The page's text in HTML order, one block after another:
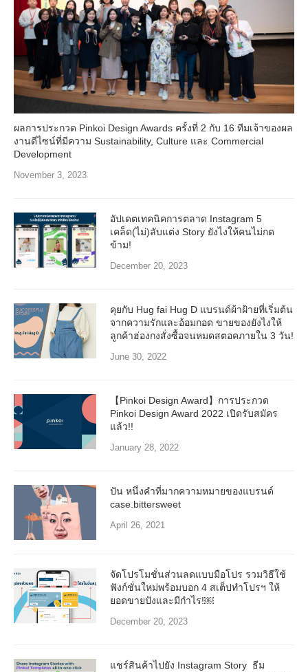
ผลการประกวด Pinkoi Design Awards ครั้งที่ 2 กับ 16 ทีมเจ้าของผล
งานดีไซน์ที่มีความ Sustainability, Culture และ Commercial
Development
November 3, 2023
อัปเดตเทคนิคการตลาด Instagram 5
เคล็ด(ไม่)ลับแต่ง Story ยังไงให้คนไม่กด
ข้าม!
December 20, 2023
คุยกับ Hug fai Hug D แบรนด์ผ้าฝ้ายที่เริ่มต้น
จากความรักและอ้อมกอด ขายของยังไงให้
ลูกค้าฮ่องกงสั่งซื้อจนหมดสตอคภายใน 3 วัน!
June 30, 2022
【Pinkoi Design Award】การประกวด
Pinkoi Design Award 2022 เปิดรับสมัคร
แล้ว!!
January 28, 2022
ปัน หนึ่งคำที่มากความหมายของแบรนด์
case.bittersweet
April 26, 2021
จัดโปรโมชั่นส่วนลดแบบมือโปร รวมวิธีใช้
ฟังก์ชั่นใหม่พร้อมบอก 4 สเต็ปทำโปรฯ ให้
ยอดขายปังและมีกำไร!￼
December 20, 2023
แชร์สินค้าไปยัง Instagram Story ธีม